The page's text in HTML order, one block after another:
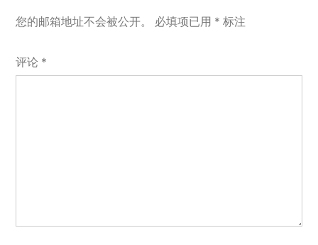
您的邮箱地址不会被公开。 必填项已用 * 标注
评论 *